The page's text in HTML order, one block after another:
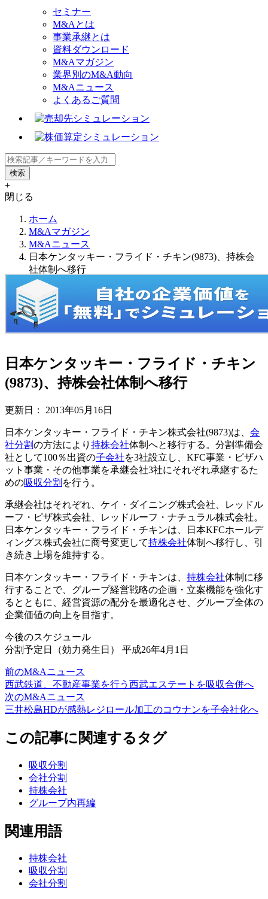
セミナー
M&Aとは
事業承継とは
資料ダウンロード
M&Aマガジン
業界別のM&A動向
M&Aニュース
よくあるご質問
+
閉じる
ホーム
M&Aマガジン
M&Aニュース
日本ケンタッキー・フライド・チキン(9873)、持株会
社体制へ移行
日本ケンタッキー・フライド・チキン
(9873)、持株会社体制へ移行
更新日： 2013年05月16日
日本ケンタッキー・フライド・チキン株式会社(9873)は、 会
社分割の方法により 持株会社体制へと移行する。分割準備会
社として100％出資の子会社を3社設立し、KFC事業・ピザハ
ット事業・その他事業を承継会社3社にそれぞれ承継するた
めの吸収分割 を行う。
承継会社はそれぞれ、ケイ・ダイニング株式会社、レッドル
ーフ・ピザ株式会社、レッドルーフ・ナチュラル株式会社。
日本ケンタッキー・フライド・チキンは、日本KFCホールデ
ィングス株式会社に商号変更して持株会社体制へ移行し、引
き続き上場を維持する。
日本ケンタッキー・フライド・チキンは、 持株会社体制に移
行することで、グループ経営戦略の企画・立案機能を強化す
るとともに、経営資源の配分を最適化させ、グループ全体の
企業価値の向上を目指す。
今後のスケジュール
分割予定日（効力発生日） 平成26年4月1日
前のM&Aニュース
西武鉄道、不動産事業を行う西武エステートを吸収合併へ
次のM&Aニュース
三井松島HDが感熱レジロール加工のコウナンを子会社化へ
この記事に関連するタグ
吸収分割
会社分割
持株会社
グループ内再編
関連用語
持株会社
吸収分割
会社分割